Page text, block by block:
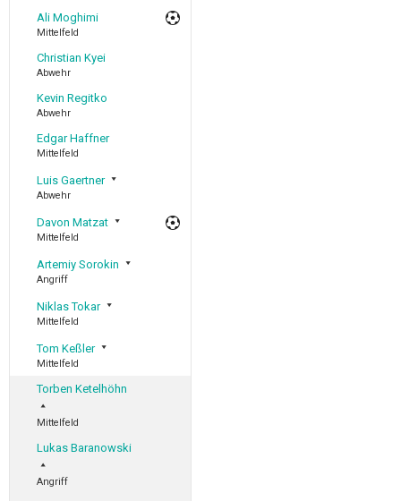
Ali Moghimi
Mittelfeld
Christian Kyei
Abwehr
Kevin Regitko
Abwehr
Edgar Haffner
Mittelfeld
Luis Gaertner
Abwehr
Davon Matzat
Mittelfeld
Artemiy Sorokin
Angriff
Niklas Tokar
Mittelfeld
Tom Keßler
Mittelfeld
Torben Ketelhöhn
Mittelfeld
Lukas Baranowski
Angriff